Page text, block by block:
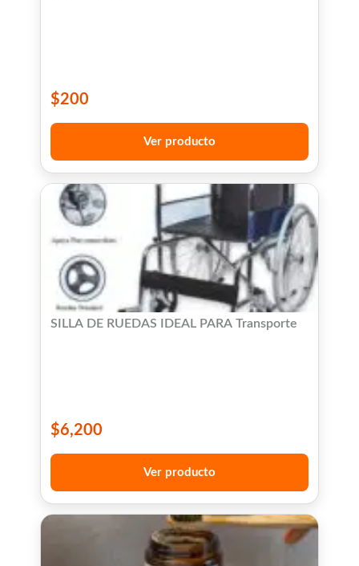
$200
Ver producto
SILLA DE RUEDAS IDEAL PARA Transporte
$6,200
Ver producto